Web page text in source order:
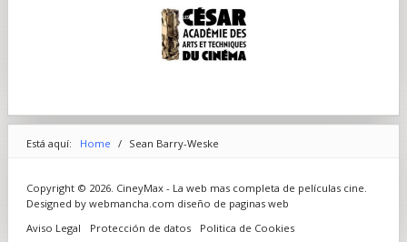
Está aquí: Home / Sean Barry-Weske
Copyright © 2026. CineyMax - La web mas completa de películas cine.
Designed by webmancha.com diseño de paginas web
Aviso Legal
Protección de datos Politica de Cookies